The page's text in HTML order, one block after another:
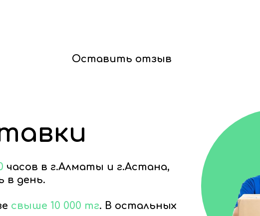
Оставить отзыв
часов в г.Алматы и г.Астана,
в день.
свыше 10 000 тг. В остальных